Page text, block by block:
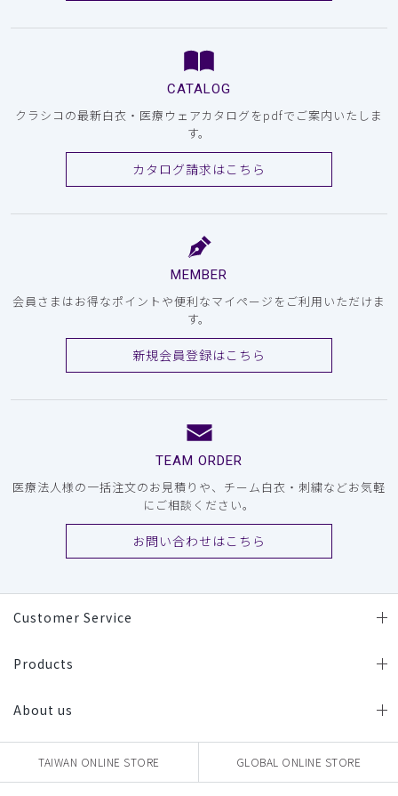
CATALOG
クラシコの最新白衣・医療ウェアカタログをpdfでご案内いたしま
す。
カタログ請求はこちら
MEMBER
会員さまはお得なポイントや便利なマイページをご利用いただけま
す。
新規会員登録はこちら
TEAM ORDER
医療法人様の一括注文のお見積りや、チーム白衣・刺繍などお気軽
にご相談ください。
お問い合わせはこちら
Customer Service
Products
About us
TAIWAN ONLINE STORE GLOBAL ONLINE STORE